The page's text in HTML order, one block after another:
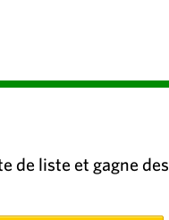
de liste et gagne des